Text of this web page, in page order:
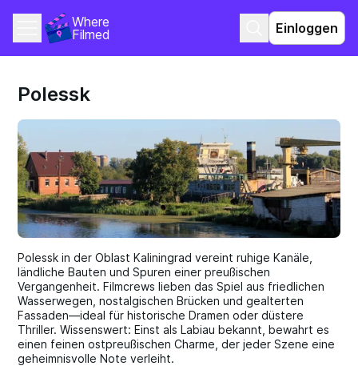
Where
Filmed
Einloggen
Polessk
Polessk in der Oblast Kaliningrad vereint ruhige Kanäle,
ländliche Bauten und Spuren einer preußischen
Vergangenheit. Filmcrews lieben das Spiel aus friedlichen
Wasserwegen, nostalgischen Brücken und gealterten
Fassaden—ideal für historische Dramen oder düstere
Thriller. Wissenswert: Einst als Labiau bekannt, bewahrt es
einen feinen ostpreußischen Charme, der jeder Szene eine
geheimnisvolle Note verleiht.